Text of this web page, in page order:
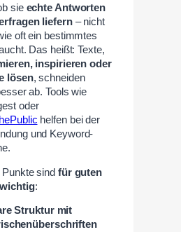
sie echte Antworten
liefern – nicht
oft ein bestimmtes
Das heißt: Texte,
inspirieren oder
lösen, schneiden
ab. Tools wie
oder
helfen bei der
und Keyword-
Punkte sind für guten
:
Struktur mit